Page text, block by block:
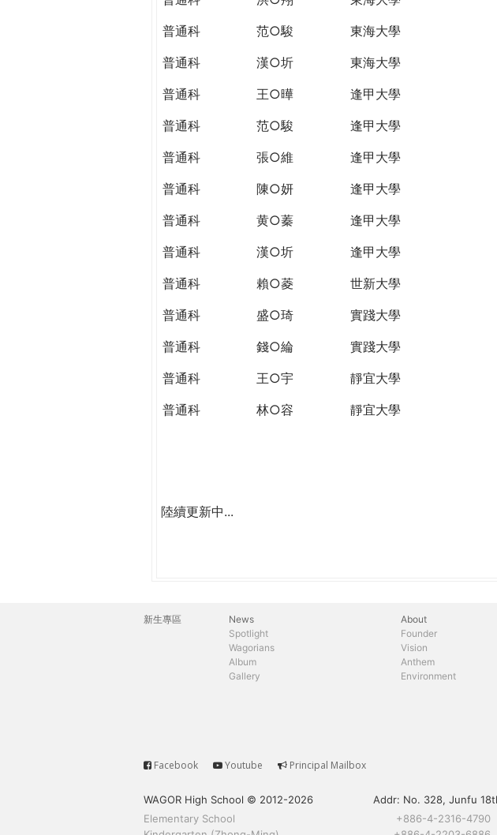
普通科
范○駿 東海大學
普通科
漢○圻 東海大學
普通科
王○曄 逢甲大學
普通科
范○駿 逢甲大學
普通科
張○維 逢甲大學
普通科
陳○妍 逢甲大學
普通科
黄○蓁 逢甲大學
普通科
漢○圻 逢甲大學
普通科
賴○菱 世新大學
普通科
盛○琦 實踐大學
普通科
錢○綸 實踐大學
普通科
王○宇 靜宜大學
普通科
林○容 靜宜大學
陸續更新中...
主
新生專區
News
Spotlight
Wagorians
Album
Gallery
About
Founder
Vision
Anthem
Environment
Service
Facebook Youtube Principal Mailbox
WAGOR High School © 2012-2026 Addr: No. 328, Junfu
Elementary School
+886-4-2316-4790